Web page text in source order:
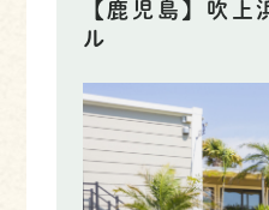
【鹿児島】吹上
ル